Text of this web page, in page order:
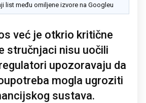
list među omiljene izvore na Googleu
već je otkrio kritične
stručnjaci nisu uočili
upozoravaju da
mogla ugroziti
sustava.